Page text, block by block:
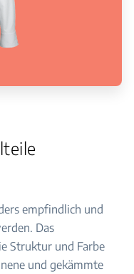
empfindlich und
Das
Struktur und Farbe
und gekämmte